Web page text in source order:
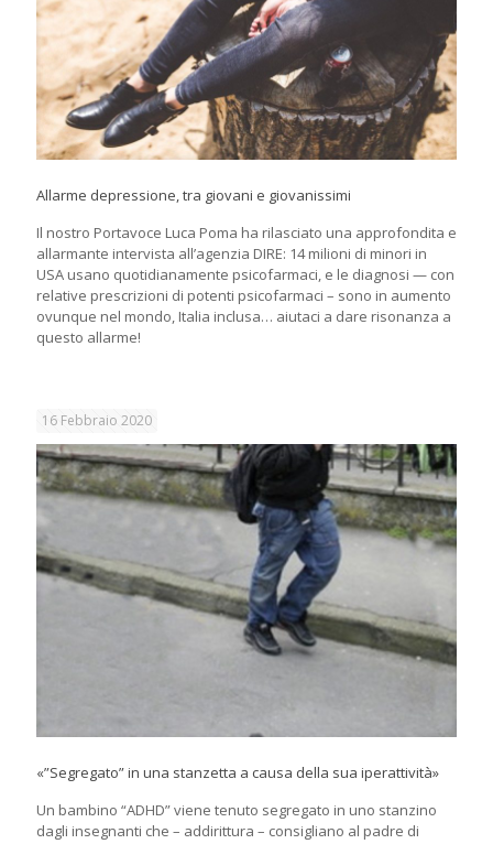
Allarme depressione, tra giovani e giovanissimi
Il nostro Portavoce Luca Poma ha rilasciato una approfondita e
allarmante intervista all’agenzia DIRE: 14 milioni di minori in
USA usano quotidianamente psicofarmaci, e le diagnosi — con
relative prescrizioni di potenti psicofarmaci – sono in aumento
ovunque nel mondo, Italia inclusa… aiutaci a dare risonanza a
questo allarme!
16 Febbraio 2020
«”Segregato” in una stanzetta a causa della sua iperattività»
Un bambino “ADHD” viene tenuto segregato in uno stanzino
dagli insegnanti che – addirittura – consigliano al padre di